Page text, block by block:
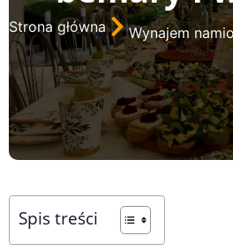
Strona główna Wynajem
Spis treści